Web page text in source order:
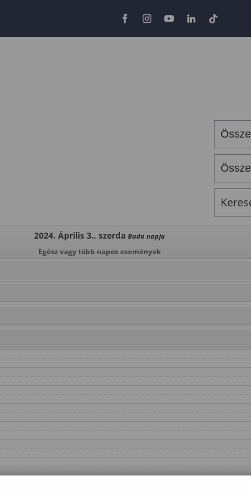
2024. Április 3., szerda Buda napja
Egész vagy több napos események